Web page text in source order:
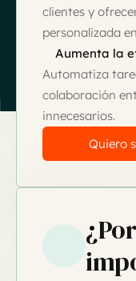
clientes y
personalizada
Aumenta la
Automatiza
colaboración
innecesarios.
Quiero